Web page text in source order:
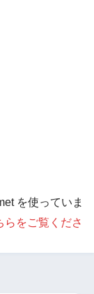
を使っていま
らをご覧くださ